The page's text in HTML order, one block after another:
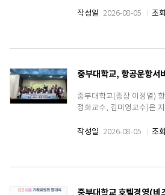
달 15일과 16일 '릿쿄 세컨
시 대학을 찾을까. 그..
작성일 2026-08-05 조
중부대학교(총장 이정열)
정화교수, 김미영교수)은
‘2026 대학연계 다우리 꿈
을..
작성일 2026-08-05 조